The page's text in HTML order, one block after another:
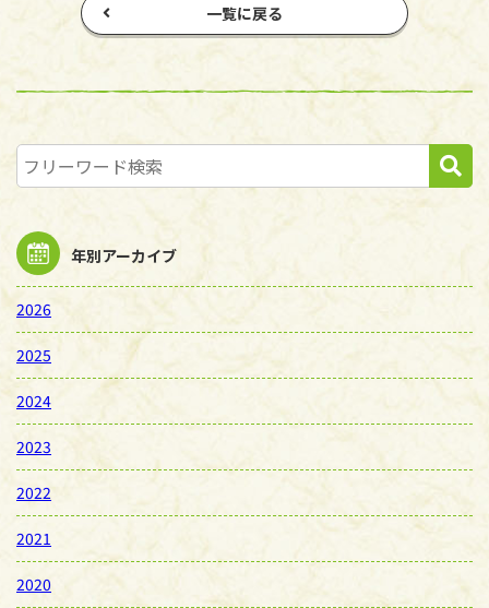
一覧に戻る
年別アーカイブ
2026
2025
2024
2023
2022
2021
2020